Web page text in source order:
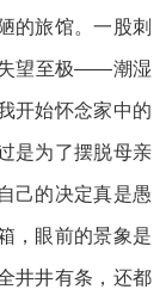
的旅馆。一股刺
失望至极——潮湿
开始怀念家中的
是为了摆脱母亲
己的决定真是愚
，眼前的景象是
井井有条，还都